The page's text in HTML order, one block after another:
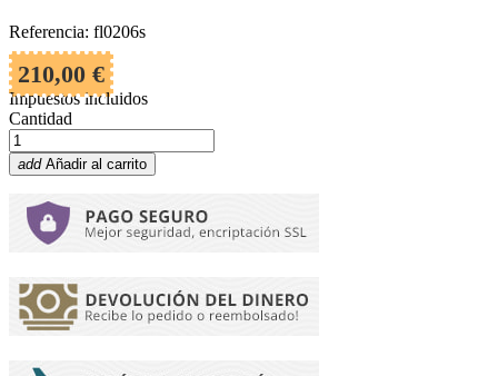
Referencia: fl0206s
210,00 €
Impuestos incluidos
Cantidad
add Añadir al carrito